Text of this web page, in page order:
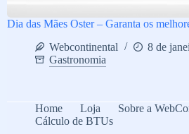
Dia das Mães Oster – Garanta os
Webcontinental
8 de
Gastronomia
Home Loja
Sobre a
Cálculo de BTUs